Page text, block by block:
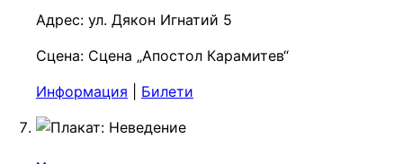
Адрес: ул. Дякон Игнатий 5
Сцена: Сцена „Апостол Карамитев“
Информация
Билети